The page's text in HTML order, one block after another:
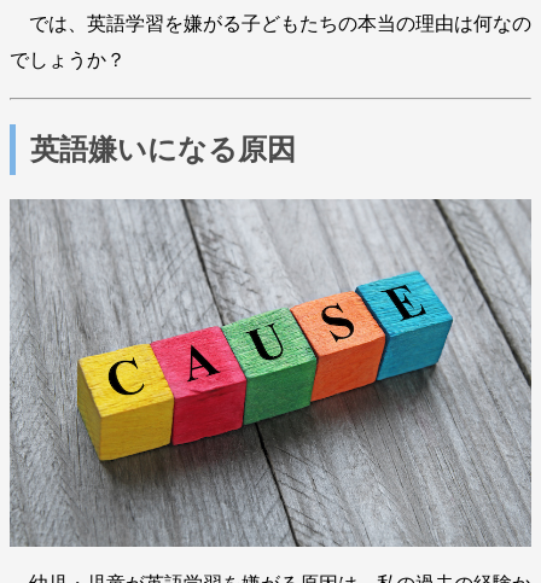
では、英語学習を嫌がる子どもたちの本当の理由は何なの
でしょうか？
英語嫌いになる原因